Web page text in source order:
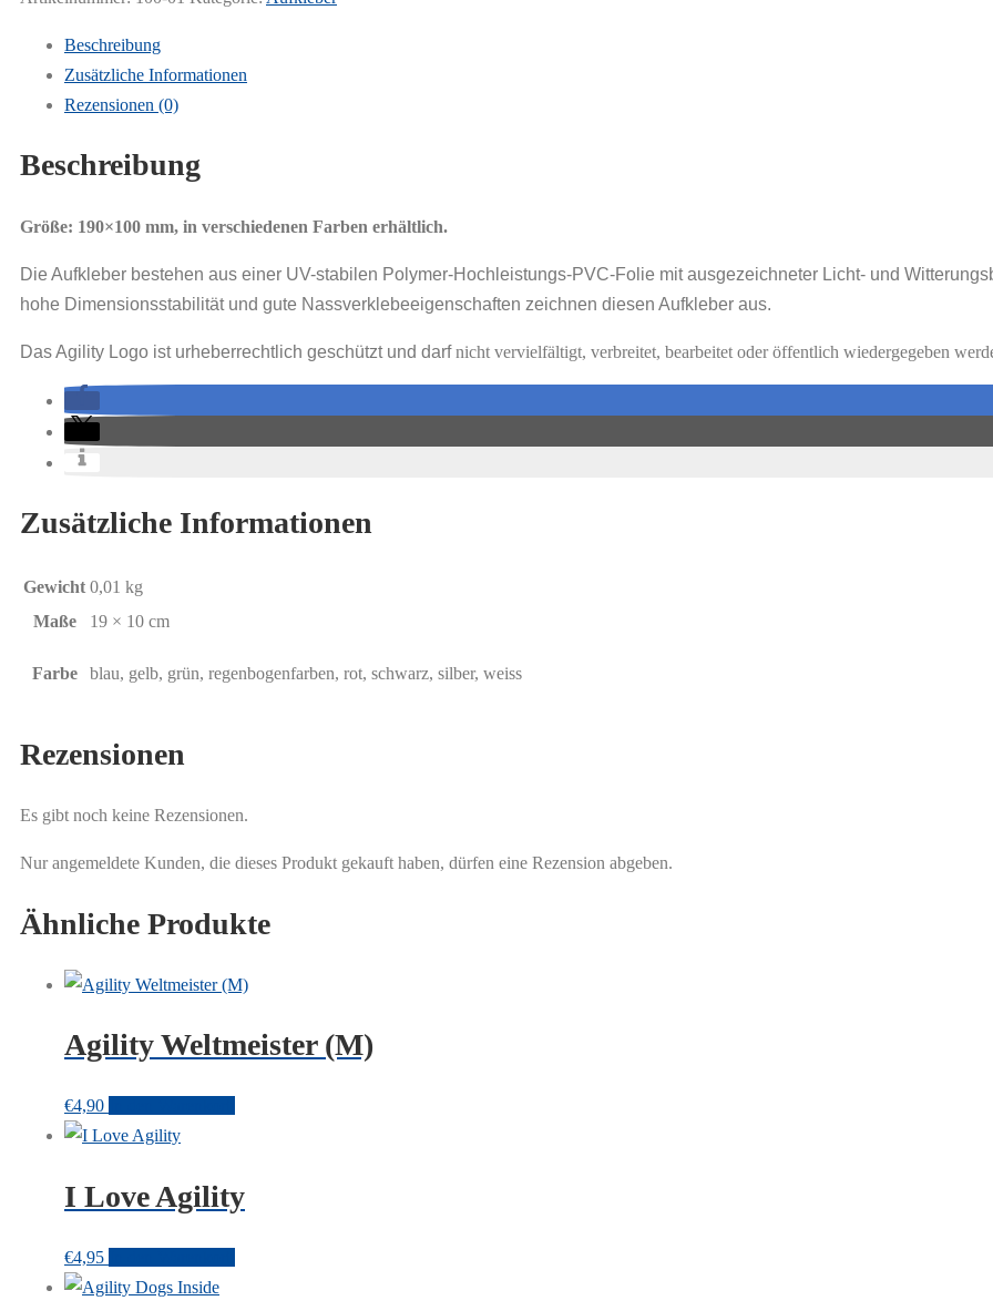
Beschreibung
Zusätzliche Informationen
Rezensionen (0)
Beschreibung
Größe: 190×100 mm, in verschiedenen Farben erhältlich.
Die Aufkleber bestehen aus einer UV-stabilen Polymer-Hochleistungs-PVC-Folie mit ausgezeichneter Licht- und
hohe Dimensionsstabilität und gute Nassverklebeeigenschaften zeichnen diesen Aufkleber aus.
Das Agility Logo ist urheberrechtlich geschützt und darfnicht vervielfältigt, verbreitet, bearbeitet oder öffentlich wiedergegeben
Zusätzliche Informationen
Gewicht 0,01 kg
Maße
19 × 10 cm
Farbe blau, gelb, grün, regenbogenfarben, rot, schwarz, silber, weiss
Rezensionen
Es gibt noch keine Rezensionen.
Nur angemeldete Kunden, die dieses Produkt gekauft haben, dürfen eine Rezension abgeben.
Ähnliche Produkte
Agility Weltmeister (M)
€4,90
I Love Agility
€4,95